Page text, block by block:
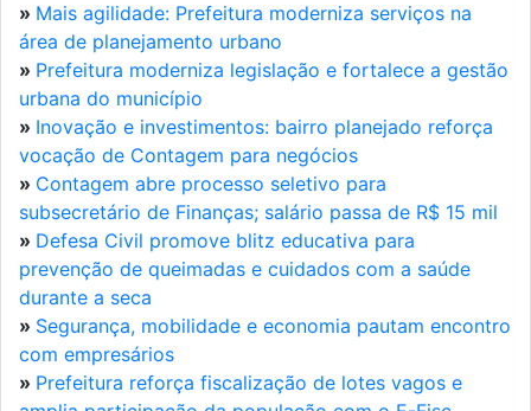
» Mais agilidade: Prefeitura moderniza serviços na
área de planejamento urbano
» Prefeitura moderniza legislação e fortalece a gestão
urbana do município
» Inovação e investimentos: bairro planejado reforça
vocação de Contagem para negócios
» Contagem abre processo seletivo para
subsecretário de Finanças; salário passa de R$ 15 mil
» Defesa Civil promove blitz educativa para
prevenção de queimadas e cuidados com a saúde
durante a seca
» Segurança, mobilidade e economia pautam encontro
com empresários
» Prefeitura reforça fiscalização de lotes vagos e